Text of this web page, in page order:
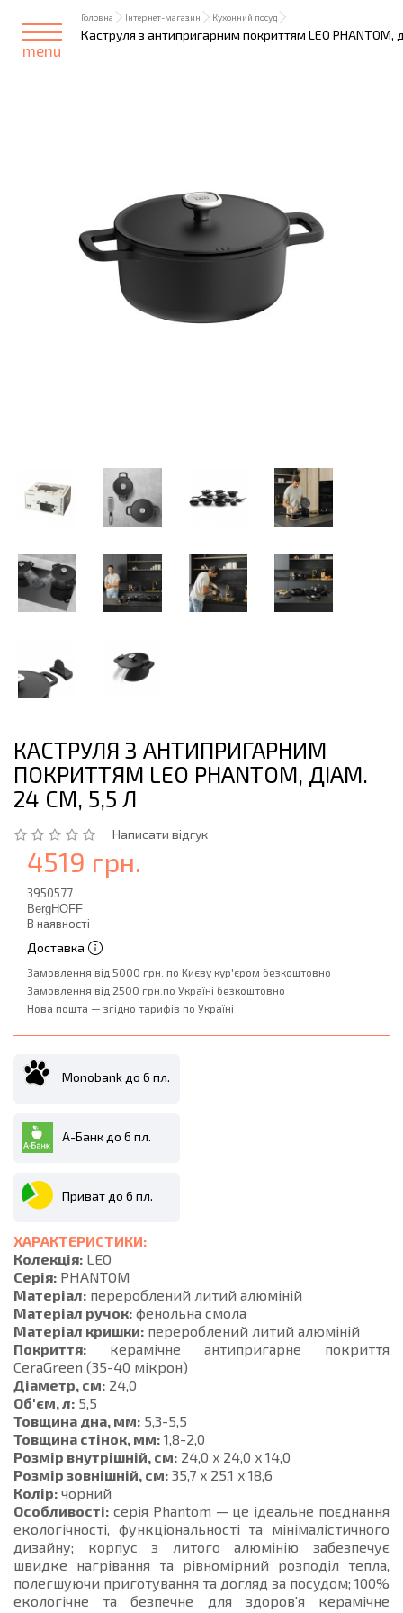
menu
Головна Інтернет-магазин Кухонний посуд
Каструля з антипригарним покриттям LEO PHANTOM,
КАСТРУЛЯ З АНТИПРИГАРНИМ
ПОКРИТТЯМ LEO PHANTOM, ДІАМ.
24 СМ, 5,5 Л
Написати відгук
4519 грн.
3950577
BergHOFF
В наявності
Доставка
Замовлення від 5000 грн. по Києву кур'єром безкоштовно
Замовлення від 2500 грн.по Україні безкоштовно
Нова пошта — згідно тарифів по Україні
Monobank до 6 пл.
А-Банк до 6 пл.
Приват до 6 пл.
ХАРАКТЕРИСТИКИ:
Колекція: LEO
Серія: PHANTOM
Матеріал: перероблений литий алюміній
Матеріал ручок: фенольна смола
Матеріал кришки: перероблений литий алюміній
Покриття: керамічне антипригарне покриття
CeraGreen (35-40 мікрон)
Діаметр, см: 24,0
Об'єм, л: 5,5
Товщина дна, мм: 5,3-5,5
Товщина стінок, мм: 1,8-2,0
Розмір внутрішній, см: 24,0 x 24,0 x 14,0
Розмір зовнішній, см: 35,7 x 25,1 x 18,6
Колір: чорний
Особливості: серія Phantom — це ідеальне поєднання
екологічності, функціональності та мінімалістичного
дизайну; корпус з литого алюмінію забезпечує
швидке нагрівання та рівномірний розподіл тепла,
полегшуючи приготування та догляд за посудом; 100%
екологічне та безпечне для здоров'я керамічне